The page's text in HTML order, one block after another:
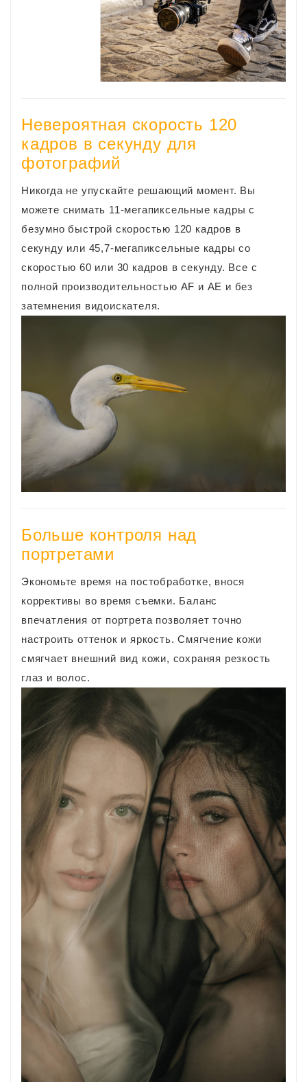
Невероятная скорость 120
кадров в секунду для
фотографий
Никогда не упускайте решающий момент. Вы
можете снимать 11-мегапиксельные кадры с
безумно быстрой скоростью 120 кадров в
секунду или 45,7-мегапиксельные кадры со
скоростью 60 или 30 кадров в секунду. Все с
полной производительностью AF и AE и без
затемнения видоискателя.
Больше контроля над
портретами
Экономьте время на постобработке, внося
коррективы во время съемки. Баланс
впечатления от портрета позволяет точно
настроить оттенок и яркость. Смягчение кожи
смягчает внешний вид кожи, сохраняя резкость
глаз и волос.